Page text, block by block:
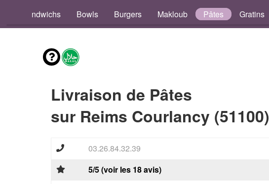
Sandwichs Bowls Burgers Makloub Pâtes Gratins
Livraison de Pâtes
sur Reims Courlancy (51100)
03.26.84.32.39
5/5 (voir les 18 avis)